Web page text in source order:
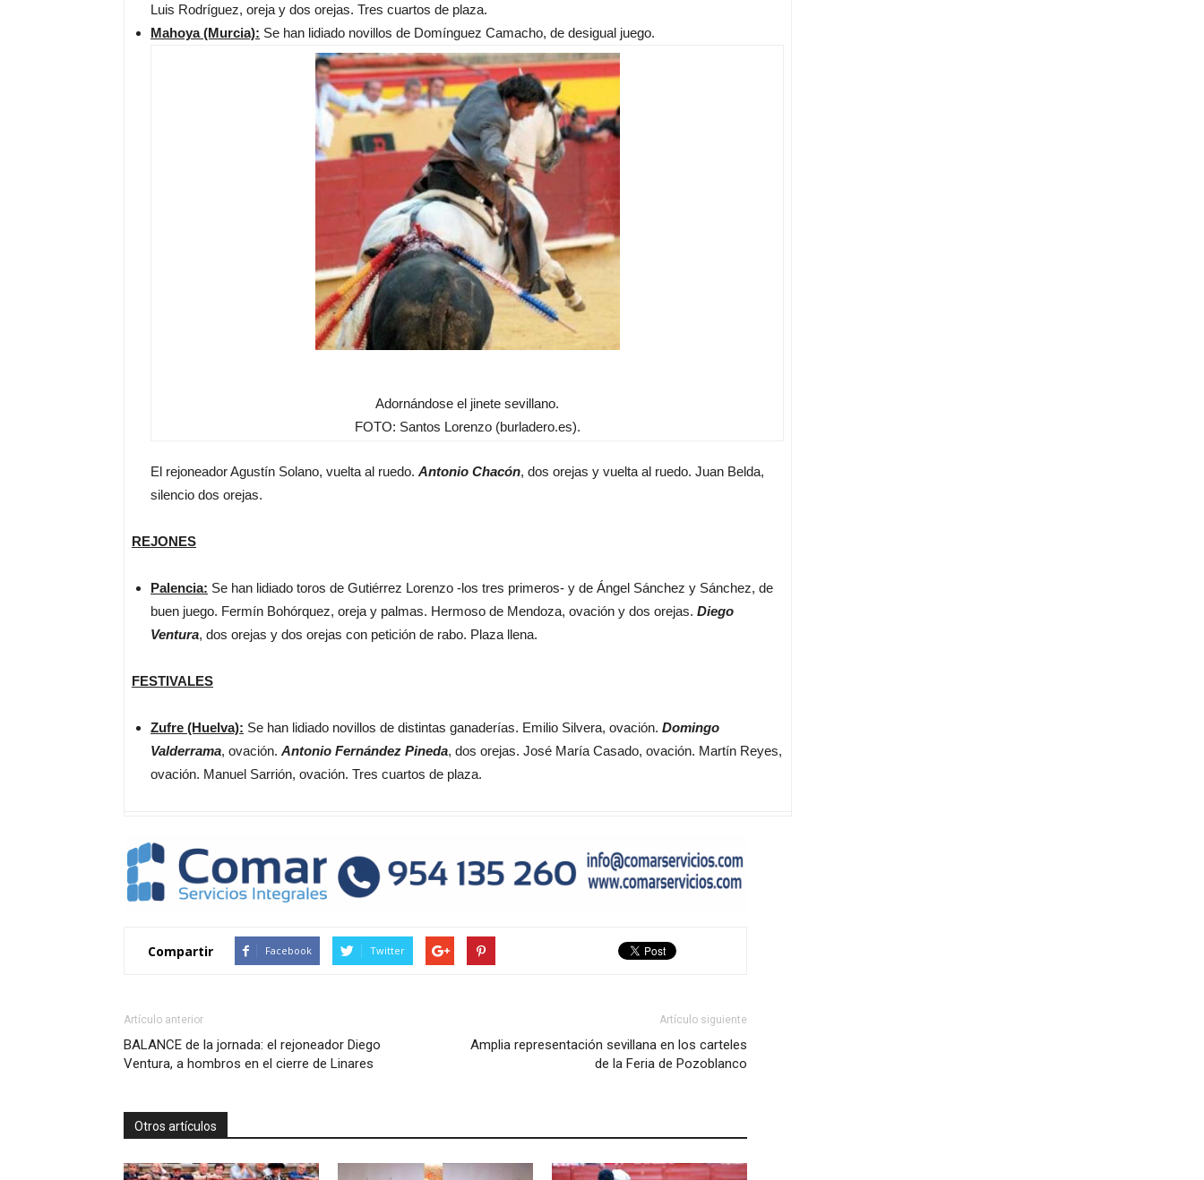
Luis Rodríguez, oreja y dos orejas. Tres cuartos de plaza.
Mahoya (Murcia): Se han lidiado novillos de Domínguez Camacho, de desigual juego.
Adornándose el jinete sevillano.
FOTO: Santos Lorenzo (burladero.es).
El rejoneador Agustín Solano, vuelta al ruedo. Antonio Chacón, dos orejas y vuelta al ruedo. Juan Belda,
silencio dos orejas.
REJONES
Palencia: Se han lidiado toros de Gutiérrez Lorenzo -los tres primeros- y de Ángel Sánchez y Sánchez, de
buen juego. Fermín Bohórquez, oreja y palmas. Hermoso de Mendoza, ovación y dos orejas. Diego
Ventura, dos orejas y dos orejas con petición de rabo. Plaza llena.
FESTIVALES
Zufre (Huelva): Se han lidiado novillos de distintas ganaderías. Emilio Silvera, ovación. Domingo
Valderrama, ovación. Antonio Fernández Pineda, dos orejas. José María Casado, ovación. Martín Reyes,
ovación. Manuel Sarrión, ovación. Tres cuartos de plaza.
Compartir Facebook Twitter
Artículo anterior
BALANCE de la jornada: el rejoneador Diego
Ventura, a hombros en el cierre de Linares
Artículo siguiente
Amplia representación sevillana en los carteles
de la Feria de Pozoblanco
Otros artículos